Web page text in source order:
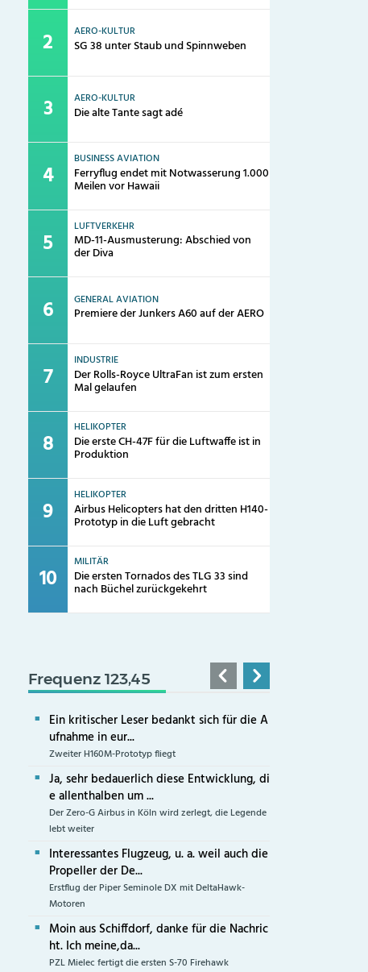
AERO-KULTUR
SG 38 unter Staub und Spinnweben
AERO-KULTUR
Die alte Tante sagt adé
BUSINESS AVIATION
Ferryflug endet mit Notwasserung 1.000
Meilen vor Hawaii
LUFTVERKEHR
MD-11-Ausmusterung: Abschied von
der Diva
GENERAL AVIATION
Premiere der Junkers A60 auf der AERO
INDUSTRIE
Der Rolls-Royce UltraFan ist zum ersten
Mal gelaufen
HELIKOPTER
Die erste CH-47F für die Luftwaffe ist in
Produktion
HELIKOPTER
Airbus Helicopters hat den dritten H140-
Prototyp in die Luft gebracht
MILITÄR
Die ersten Tornados des TLG 33 sind
nach Büchel zurückgekehrt
Frequenz 123,45
Ein kritischer Leser bedankt sich für die A
ufnahme in eur...
Zweiter H160M-Prototyp fliegt
Ja, sehr bedauerlich diese Entwicklung, di
e allenthalben um ...
Der Zero-G Airbus in Köln wird zerlegt, die Legende
lebt weiter
Interessantes Flugzeug, u. a. weil auch die
Propeller der De...
Erstflug der Piper Seminole DX mit DeltaHawk-
Motoren
Moin aus Schiffdorf, danke für die Nachric
ht. Ich meine,da...
PZL Mielec fertigt die ersten S-70 Firehawk